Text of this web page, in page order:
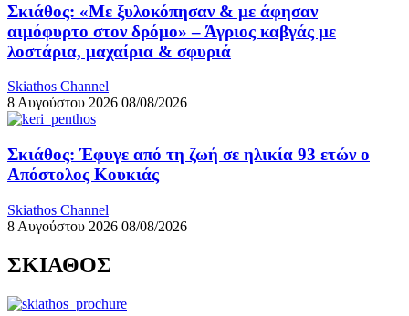
Σκιάθος: «Με ξυλοκόπησαν & με άφησαν
αιμόφυρτο στον δρόμο» – Άγριος καβγάς με
λοστάρια, μαχαίρια & σφυριά
Skiathos Channel
8 Αυγούστου 2026 08/08/2026
Σκιάθος: Έφυγε από τη ζωή σε ηλικία 93 ετών ο
Απόστολος Κουκιάς
Skiathos Channel
8 Αυγούστου 2026 08/08/2026
ΣΚΙΑΘΟΣ